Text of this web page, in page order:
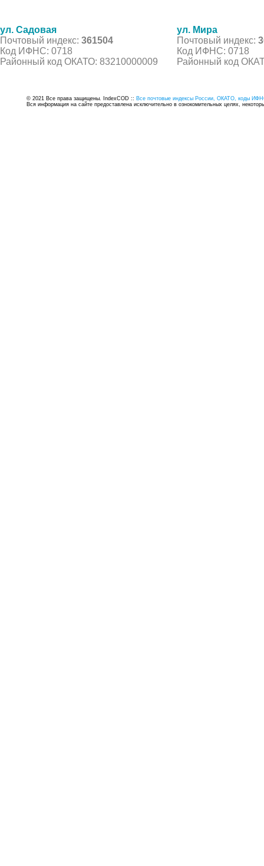
ул. Садовая
Почтовый индекс: 361504
Код ИФНС: 0718
Районный код ОКАТО: 83210000009
ул. Мира
Почтовый индекс:
Код ИФНС: 0718
Районный код
© 2021 Все права защищены. IndexCOD :: Все почтовые индексы России, ОКАТО, коды
Вся информация на сайте предоставлена исключительно в ознокомительных целях,